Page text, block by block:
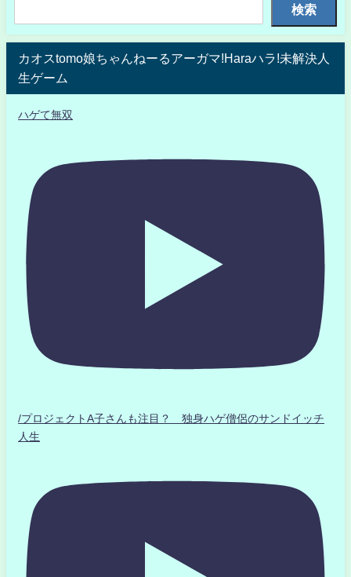
検索
カオスtomo娘ちゃんねーるアーガマ!Haraハラ!未解決人
生ゲーム
ハゲて無双
/プロジェクトA子さんも注目？ 独身ハゲ僧侶のサンドイッチ
人生